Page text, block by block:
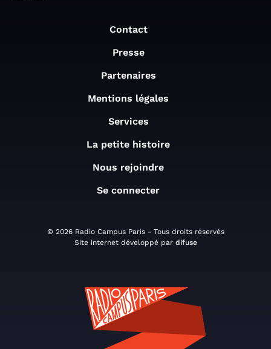
Contact
Presse
Partenaires
Mentions légales
Services
La petite histoire
Nous rejoindre
Se connecter
© 2026 Radio Campus Paris - Tous droits réservés
Site internet développé par difuse